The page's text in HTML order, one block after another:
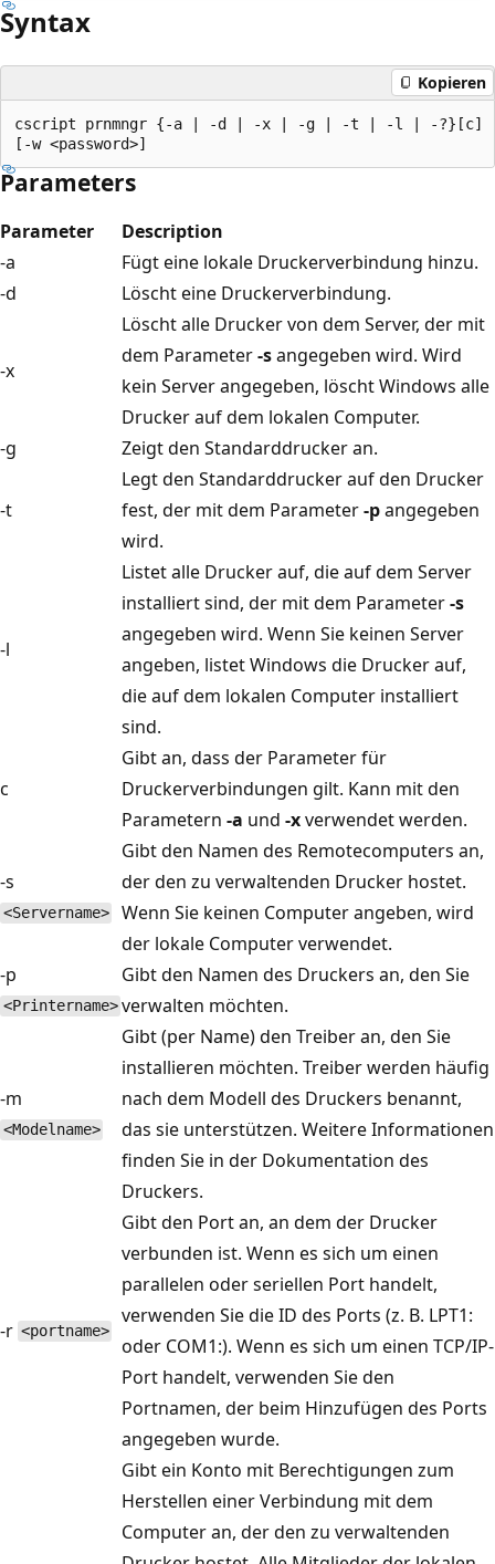
Syntax
Kopieren
cscript prnmngr {-a | -d | -x | -g | -t | -l | -?}[c] [-s
Parameters
Parameter
Description
-a
Fügt eine lokale Druckerverbindung hinzu.
-d
Löscht eine Druckerverbindung.
-x
Löscht alle Drucker von dem Server, der mit
dem Parameter-sangegeben wird. Wird
kein Server angegeben, löscht Windows alle
Drucker auf dem lokalen Computer.
-g
Zeigt den Standarddrucker an.
-t
Legt den Standarddrucker auf den Drucker
fest, der mit dem Parameter-pangegeben
wird.
-l
Listet alle Drucker auf, die auf dem Server
installiert sind, der mit dem Parameter-s
angegeben wird. Wenn Sie keinen Server
angeben, listet Windows die Drucker auf,
die auf dem lokalen Computer installiert
sind.
c
Gibt an, dass der Parameter für
Druckerverbindungen gilt. Kann mit den
Parametern -a und -xverwendet werden.
-s
<Servername>
Gibt den Namen des Remotecomputers an,
der den zu verwaltenden Drucker hostet.
Wenn Sie keinen Computer angeben, wird
der lokale Computer verwendet.
-p
<Printername>
Gibt den Namen des Druckers an, den Sie
verwalten möchten.
-m
<Modelname>
Gibt (per Name) den Treiber an, den Sie
installieren möchten. Treiber werden häufig
nach dem Modell des Druckers benannt,
das sie unterstützen. Weitere Informationen
finden Sie in der Dokumentation des
Druckers.
-r <portname>
Gibt den Port an, an dem der Drucker
verbunden ist. Wenn es sich um einen
parallelen oder seriellen Port handelt,
verwenden Sie die ID des Ports (z. B. LPT1:
oder COM1:). Wenn es sich um einen TCP/IP-
Port handelt, verwenden Sie den
Portnamen, der beim Hinzufügen des Ports
angegeben wurde.
Gibt ein Konto mit Berechtigungen zum
Herstellen einer Verbindung mit dem
Computer an, der den zu verwaltenden